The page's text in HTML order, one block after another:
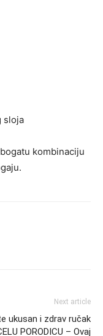
sloja
kombinaciju
Next article
ukusan i zdrav ručak
PORODICU – Ovaj